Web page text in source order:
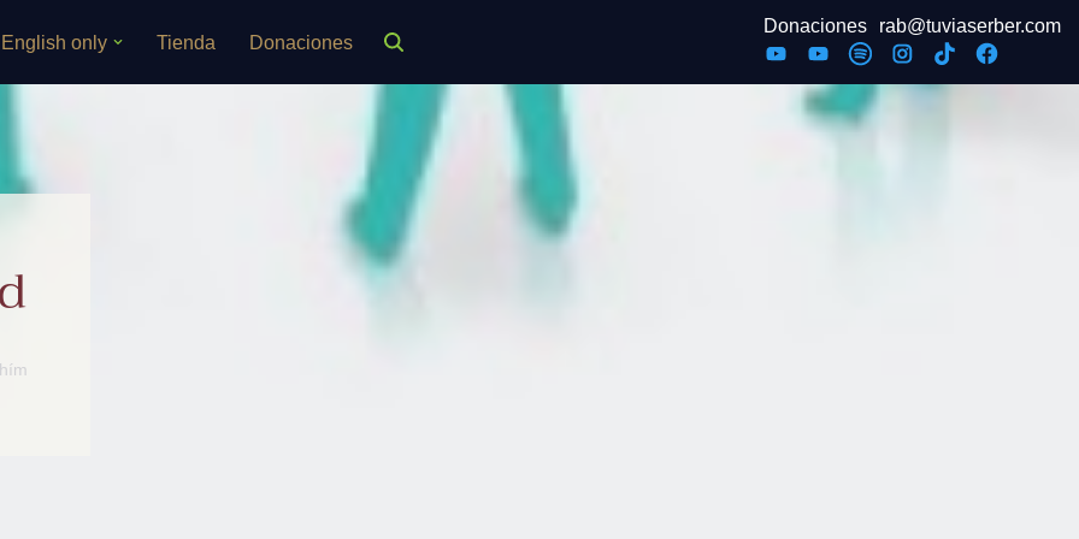
English only Tienda Donaciones
Donaciones rab@tuviaserber.com